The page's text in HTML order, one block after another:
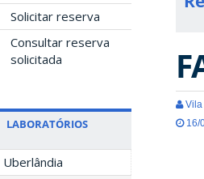
Solicitar reserva
Consultar reserva
solicitada
LABORATÓRIOS
Uberlândia
Vila
16/